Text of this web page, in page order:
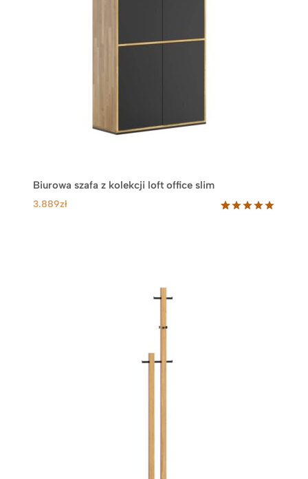
Biurowa szafa z kolekcji loft office slim
3.889zł